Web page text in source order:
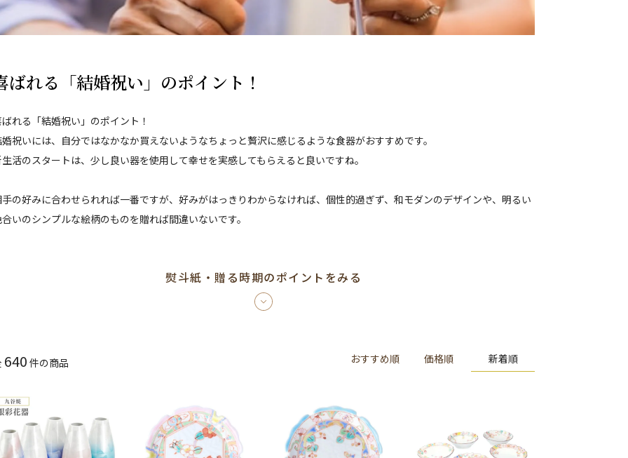
ばれる「結婚祝い」のポイント！
れる「結婚祝い」のポイント！
祝いには、自分ではなかなか買えないようなちょっと贅沢に感じるような食器がおすすめです。
活のスタートは、少し良い器を使用して幸せを実感してもらえると良いですね。
の好みに合わせられれば一番ですが、好みがはっきりわからなければ、個性的過ぎず、和モダンのデザインや、明るい
合いのシンプルな絵柄のものを贈れば間違いないです。
熨斗紙・贈る時期のポイントをみる
640 件の商品 おすすめ順 価格順 新着順